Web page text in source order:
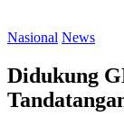
Nasional News
Didukung